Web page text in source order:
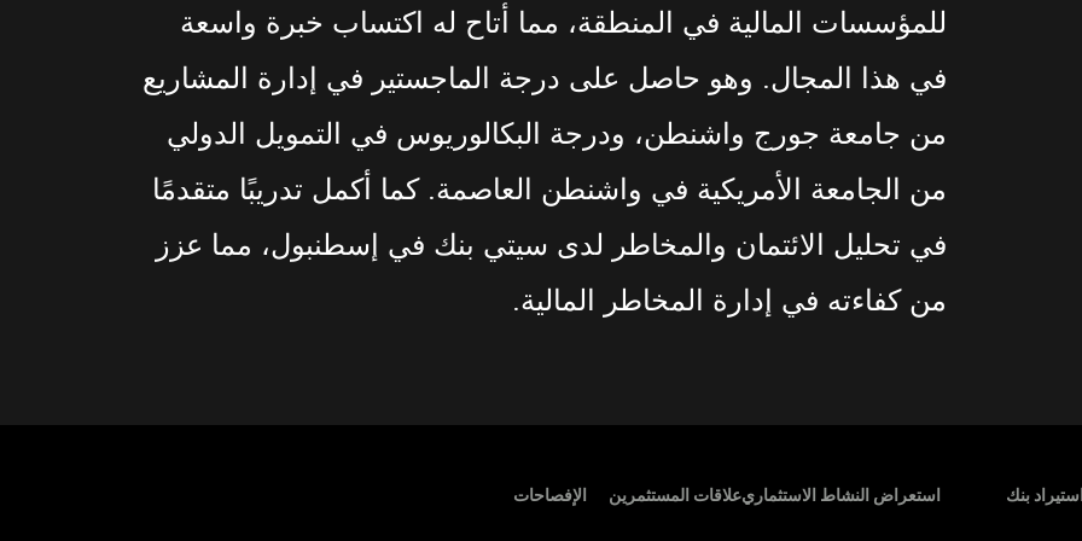
للمؤسسات المالية في المنطقة، مما أتاح له اكتساب خبرة واسعة
في هذا المجال. وهو حاصل على درجة الماجستير في إدارة المشاريع
من جامعة جورج واشنطن، ودرجة البكالوريوس في التمويل الدولي
من الجامعة الأمريكية في واشنطن العاصمة. كما أكمل تدريبًا متقدمًا
في تحليل الائتمان والمخاطر لدى سيتي بنك في إسطنبول، مما عزز
من كفاءته في إدارة المخاطر المالية.
Footer بنك استعراض النشاط الاستثماريعلاقات المستثمرين الإفصاحات